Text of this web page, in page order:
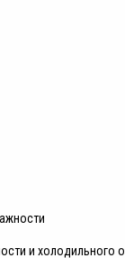
и холодильного